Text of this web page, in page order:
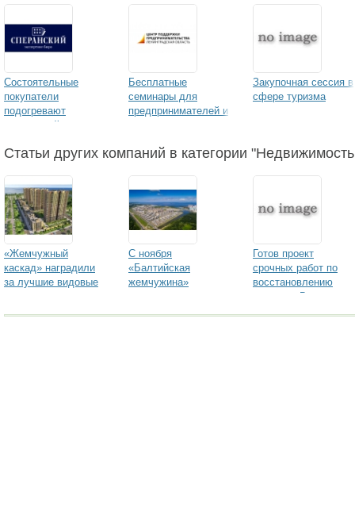
Состоятельные
покупатели
подогревают
загородный рынок
Бесплатные
семинары для
предпринимателей и
эффективность
бороться?»
Закупочная сессия в
сфере туризма
Статьи других компаний в категории
«Жемчужный
каскад» наградили
за лучшие видовые
С ноября
«Балтийская
жемчужина»
Готов проект
срочных работ по
восстановлению
особняка Веге